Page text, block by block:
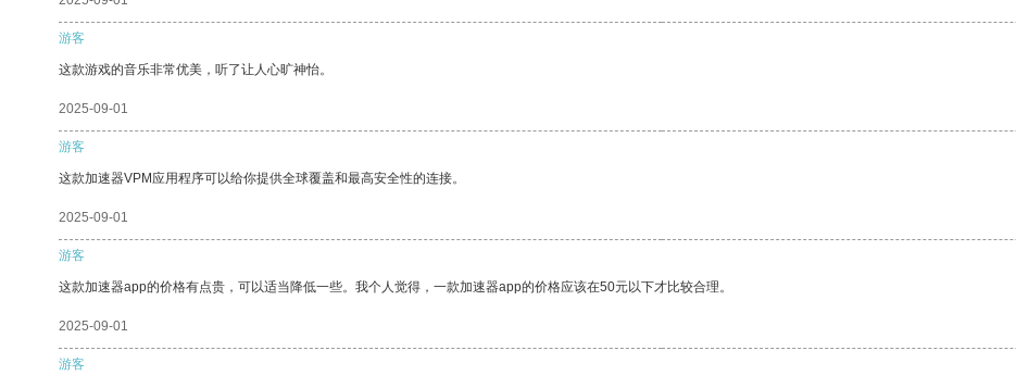
游客
这款游戏的音乐非常优美，听了让人心旷神怡。
2025-09-01
游客
这款加速器VPM应用程序可以给你提供全球覆盖和最高安全性的连接。
2025-09-01
游客
这款加速器app的价格有点贵，可以适当降低一些。我个人觉得，一款加速器app的价格应该在50元以下才比较合理。
2025-09-01
游客